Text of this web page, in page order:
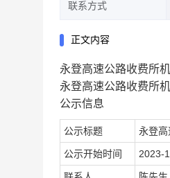
联系方式
正文内容
永登高速公路收费所
永登高速公路收费所
公示信息
公示标题 永登
公示开始时间 2023-